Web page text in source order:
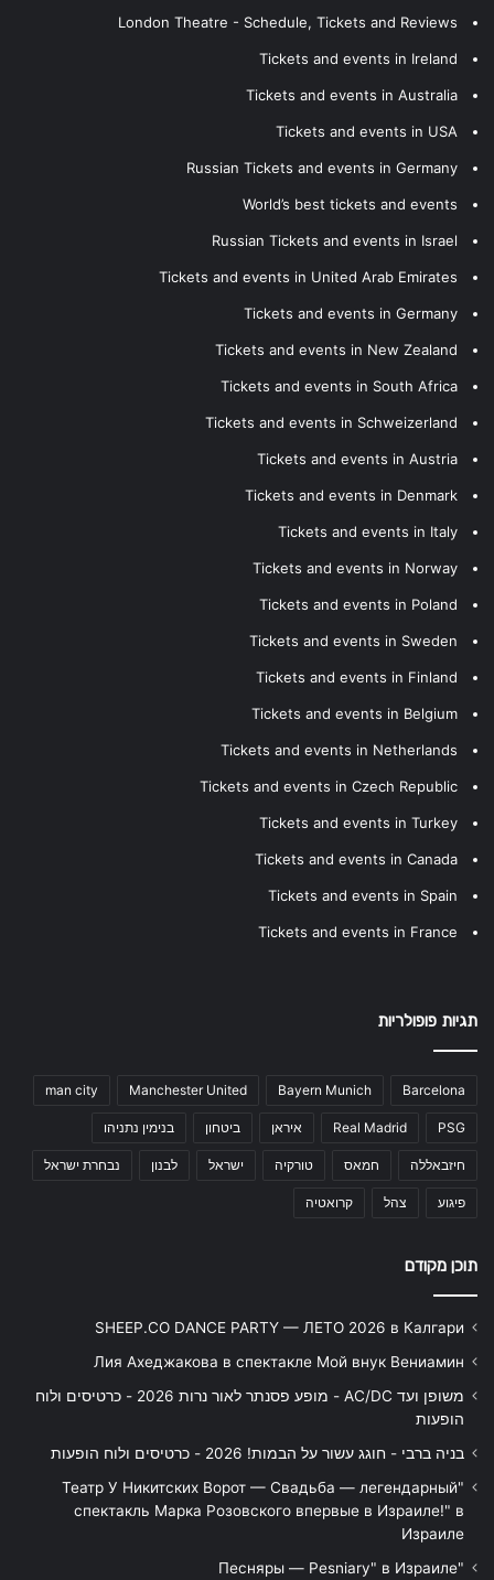
London Theatre - Schedule, Tickets and Reviews
Tickets and events in Ireland
Tickets and events in Australia
Tickets and events in USA
Russian Tickets and events in Germany
World’s best tickets and events
Russian Tickets and events in Israel
Tickets and events in United Arab Emirates
Tickets and events in Germany
Tickets and events in New Zealand
Tickets and events in South Africa
Tickets and events in Schweizerland
Tickets and events in Austria
Tickets and events in Denmark
Tickets and events in Italy
Tickets and events in Norway
Tickets and events in Poland
Tickets and events in Sweden
Tickets and events in Finland
Tickets and events in Belgium
Tickets and events in Netherlands
Tickets and events in Czech Republic
Tickets and events in Turkey
Tickets and events in Canada
Tickets and events in Spain
Tickets and events in France
תגיות פופולריות
Barcelona
Bayern Munich
Manchester United
man city
PSG
Real Madrid איראן ביטחון בנימין נתניהו
חיזבאללה חמאס טורקיה ישראל לבנון נבחרת ישראל
פיגוע צהל קרואטיה
תוכן מקודם
SHEEP.CO DANCE PARTY — ЛЕТО 2026 в Калгари
Лия Ахеджакова в спектакле Мой внук Вениамин
משופן ועד AC/DC - מופע פסנתר לאור נרות 2026 - כרטיסים ולוח
הופעות
בניה ברבי - חוגג עשור על הבמות! 2026 - כרטיסים ולוח הופעות
"Театр У Никитских Ворот — Свадьба — легендарный
спектакль Марка Розовского впервые в Израиле!" в
Израиле
"Песняры — Pesniary" в Израиле